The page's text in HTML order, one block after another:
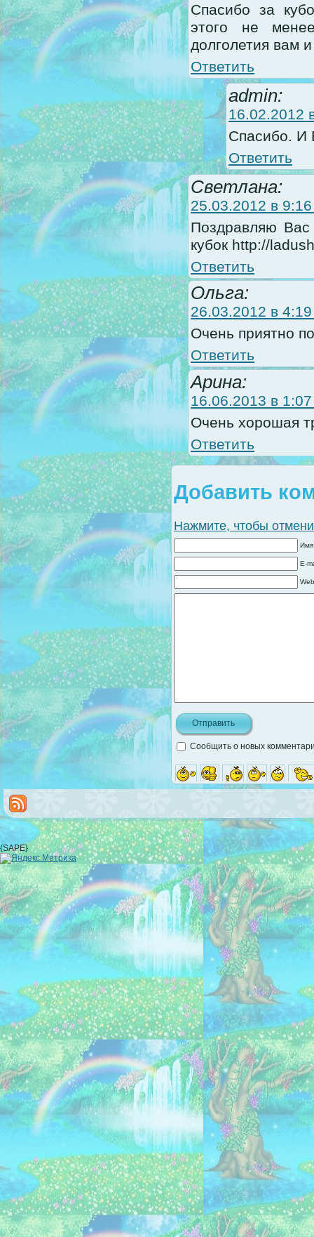
Спасибо за
этого не
долголетия вам
Ответить
admin:
16.02.2012
Спасибо. И
Ответить
Светлана:
25.03.2012 в
Поздравляю
кубок http://
Ответить
Ольга:
26.03.2012 в
Очень приятно
Ответить
Арина:
16.06.2013 в
Очень хорошая
Ответить
Добавить
Нажмите, чтобы
Имя
E-
Сообщить о новых
{SAPE}